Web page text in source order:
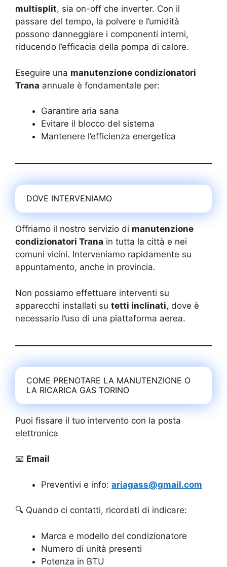
multisplit, sia on-off che inverter. Con il
passare del tempo, la polvere e l’umidità
possono danneggiare i componenti interni,
riducendo l’efficacia della pompa di calore.
Eseguire una manutenzione condizionatori
Trana annuale è fondamentale per:
Garantire aria sana
Evitare il blocco del sistema
Mantenere l’efficienza energetica
DOVE INTERVENIAMO
Offriamo il nostro servizio di manutenzione
condizionatori Trana in tutta la città e nei
comuni vicini. Interveniamo rapidamente su
appuntamento, anche in provincia.
Non possiamo effettuare interventi su
apparecchi installati su tetti inclinati, dove è
necessario l’uso di una piattaforma aerea.
COME PRENOTARE LA MANUTENZIONE O
LA RICARICA GAS TORINO
Puoi fissare il tuo intervento con la posta
elettronica
📧 Email
Preventivi e info: ariagass@gmail.com
🔍 Quando ci contatti, ricordati di indicare:
Marca e modello del condizionatore
Numero di unità presenti
Potenza in BTU